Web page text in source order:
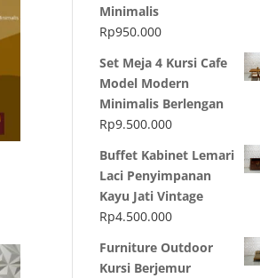
Minimalis
Rp950.000
Set Meja 4 Kursi Cafe
Model Modern
Minimalis Berlengan
Rp9.500.000
Buffet Kabinet Lemari
Laci Penyimpanan
Kayu Jati Vintage
Rp4.500.000
Furniture Outdoor
Kursi Berjemur